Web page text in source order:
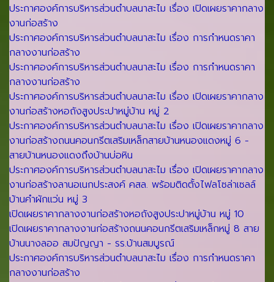
ประกาศองค์การบริหารส่วนตำบลนาสะไม เรื่อง เปิดเผยราคากลาง
งานก่อสร้าง
ประกาศองค์การบริหารส่วนตำบลนาสะไม เรื่อง การกำหนดราคา
กลางงานก่อสร้าง
ประกาศองค์การบริหารส่วนตำบลนาสะไม เรื่อง การกำหนดราคา
กลางงานก่อสร้าง
ประกาศองค์การบริหารส่วนตำบลนาสะไม เรื่อง เปิดเผยราคากลาง
งานก่อสร้างหอถังสูงประปาหมู่บ้าน หมู่ 2
ประกาศองค์การบริหารส่วนตำบลนาสะไม เรื่อง เปิดเผยราคากลาง
งานก่อสร้างถนนคอนกรีตเสริมเหล็กสายบ้านหนองแดงหมู่ 6 -
สายบ้านหนองแดงถึงบ้านบ่อหิน
ประกาศองค์การบริหารส่วนตำบลนาสะไม เรื่อง เปิดเผยราคากลาง
งานก่อสร้างลานอเนกประสงค์ คสล. พร้อมติดตั้งไฟลโซล่าเซลล์
บ้านคำผักแว่น หมู่ 3
เปิดเผยราคากลางงานก่อสร้างหอถังสูงประปาหมู่บ้าน หมู่ 10
เปิดเผยราคากลางงานก่อสร้างถนนคอนกรีตเสริมเหล็กหมู่ 8 สาย
บ้านนางลออ สมปัญญา - รร.บ้านสมบูรณ์
ประกาศองค์การบริหารส่วนตำบลนาสะไม เรื่อง การกำหนดราคา
กลางงานก่อสร้าง